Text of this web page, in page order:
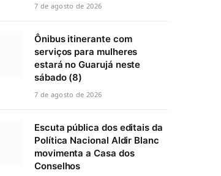
7 de agosto de 2026
Ônibus itinerante com
serviços para mulheres
estará no Guarujá neste
sábado (8)
7 de agosto de 2026
Escuta pública dos editais da
Política Nacional Aldir Blanc
movimenta a Casa dos
Conselhos